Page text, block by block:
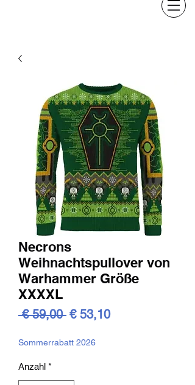
Necrons
Weihnachtspullover von
Warhammer Größe
XXXXL
€ 59,00 Standardpreis
€ 53,10Sale-
Sommerrabatt 2026
Anzahl *